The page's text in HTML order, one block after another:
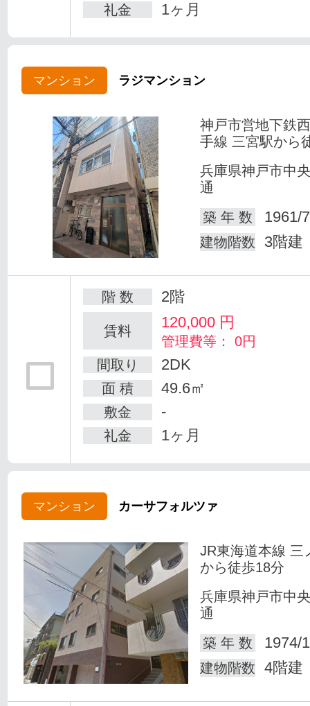
礼金 1ヶ月
マンション ラジマンション
神戸市営地下鉄
手線 三宮駅から
兵庫県神戸市中
通
築 年 数
1961/
建物階数 3階建
階 数 2階
賃料 120,000 円
管理費等： 0円
間取り
2DK
面 積 49.6㎡
敷金 -
礼金 1ヶ月
マンション カーサフォルツァ
JR東海道本線 三
から徒歩18分
兵庫県神戸市中
通
築 年 数
1974/
建物階数 4階建